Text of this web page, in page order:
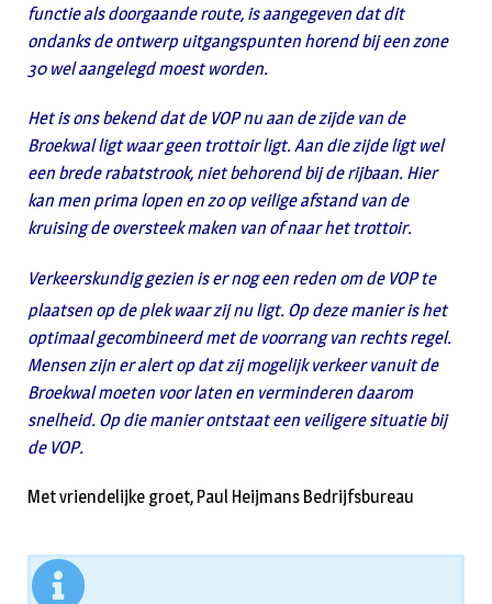
functie als doorgaande route, is aangegeven dat dit
ondanks de ontwerp uitgangspunten horend bij een zone
30 wel aangelegd moest worden.
Het is ons bekend dat de VOP nu aan de zijde van de
Broekwal ligt waar geen trottoir ligt. Aan die zijde ligt wel
een brede rabatstrook, niet behorend bij de rijbaan. Hier
kan men prima lopen en zo op veilige afstand van de
kruising de oversteek maken van of naar het trottoir.
Verkeerskundig gezien is er nog een reden om de VOP te
plaatsen op de plek waar zij nu ligt. Op deze manier is het
optimaal gecombineerd met de voorrang van rechts regel.
Mensen zijn er alert op dat zij mogelijk verkeer vanuit de
Broekwal moeten voor laten en verminderen daarom
snelheid. Op die manier ontstaat een veiligere situatie bij
de VOP.
Met vriendelijke groet, Paul Heijmans Bedrijfsbureau